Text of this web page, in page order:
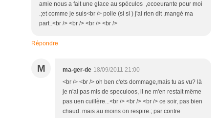
amie nous a fait une glace au spéculos ,ecoeurante pour moi
.;et comme je suis<br /> polie (si si ) j'ai rien dit ,mangé ma
part..<br /> <br /> <br /> <br />
Répondre
M ma-ger-de 18/09/2011 21:00
<br /> <br /> oh ben c'ets dommage,mais tu as vu? là
je n'ai pas mis de speculoos, il ne m'en restait même
pas uen cuillère...<br /> <br /> <br /> ce soir, pas bien
chaud: mais au moins on respire.; par contre